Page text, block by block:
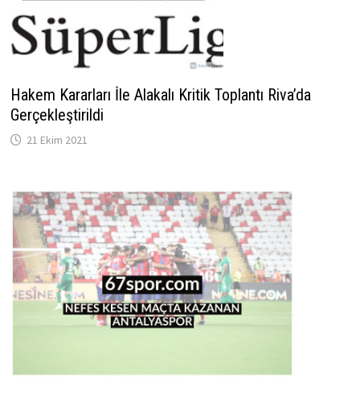
Hakem Kararları İle Alakalı Kritik Toplantı Riva’da
Gerçekleştirildi
21 Ekim 2021